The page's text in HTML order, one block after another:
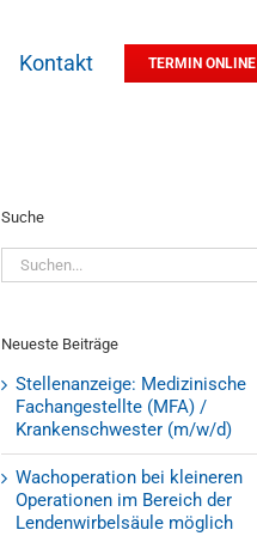
Kontakt TERMIN ONLINE
Suche
Suche
nach:
Neueste Beiträge
Stellenanzeige: Medizinische
Fachangestellte (MFA) /
Krankenschwester (m/w/d)
Wachoperation bei kleineren
Operationen im Bereich der
Lendenwirbelsäule möglich